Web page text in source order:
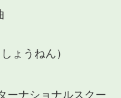
ょうねん）
ーナショナルスクー